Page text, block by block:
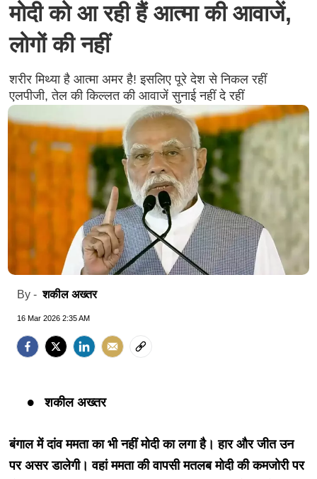
मोदी को आ रही हैं आत्मा की आवाजें,
लोगों की नहीं
शरीर मिथ्या है आत्मा अमर है! इसलिए पूरे देश से निकल रहीं
एलपीजी, तेल की किल्लत की आवाजें सुनाई नहीं दे रहीं
By -शकील अख्तर
16 Mar 2026 2:35 AM
शकील अख्तर
बंगाल में दांव ममता का भी नहीं मोदी का लगा है। हार और जीत उन
पर असर डालेगी। वहां ममता की वापसी मतलब मोदी की कमजोरी पर